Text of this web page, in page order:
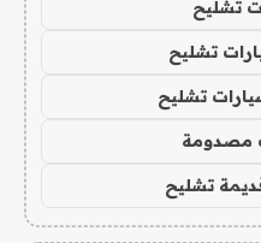
تشليح
تشليح
تشليح
مصدومة
تشليح